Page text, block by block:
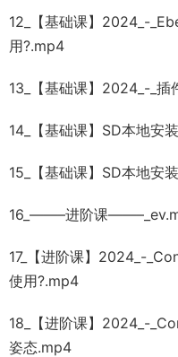
12_【基础课】2024_-
用?.mp4
13_【基础课】2024_-_
14_【基础课】SD本地安
15_【基础课】SD本地安
16_——–进阶课
17_【进阶课】2024_-
使用?.mp4
18_【进阶课】2024_-
姿态.mp4